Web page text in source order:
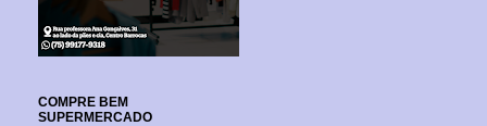
COMPRE BEM
SUPERMERCADO